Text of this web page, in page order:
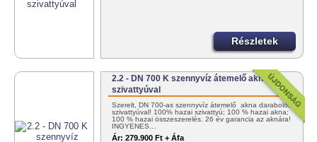
Részletek
2.2 - DN 700 K szennyvíz átemelő akna
szivattyúval
Szerelt, DN 700-as szennyvíz átemelő akna darabolós
szivattyúval! 100% hazai szivattyú; 100 % hazai akna;
100 % hazai összeszerelés. 26 év garancia az aknára!
INGYENES…
Ár: 279.900 Ft + Áfa